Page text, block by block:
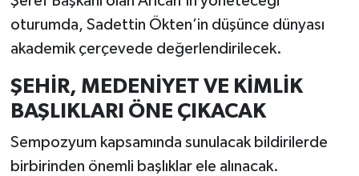
oturumda, Sadettin Ökten’in düşünce dünyası
akademik çerçevede değerlendirilecek.
ŞEHİR, MEDENİYET VE KİMLİK
BAŞLIKLARI ÖNE ÇIKACAK
Sempozyum kapsamında sunulacak bildirilerde
birbirinden önemli başlıklar ele alınacak.